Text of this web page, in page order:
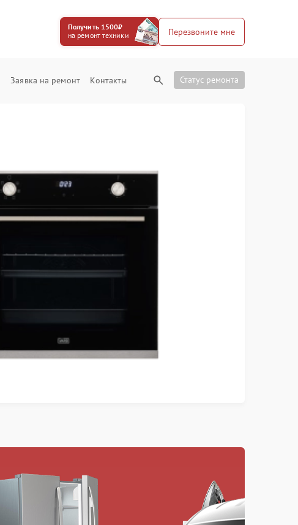
Получить 1500₽
на ремонт техники
Перезвоните мне
Заявка на ремонт Контакты Статус ремонта